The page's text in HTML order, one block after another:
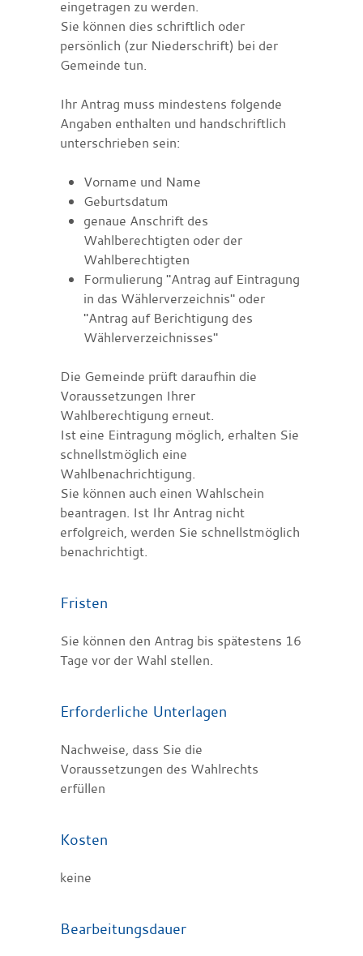
eingetragen zu werden.
Sie können dies schriftlich oder
persönlich (zur Niederschrift) bei der
Gemeinde tun.
Ihr Antrag muss mindestens folgende
Angaben enthalten und handschriftlich
unterschrieben sein:
Vorname und Name
Geburtsdatum
genaue Anschrift des
Wahlberechtigten oder der
Wahlberechtigten
Formulierung "Antrag auf Eintragung
in das Wählerverzeichnis" oder
"Antrag auf Berichtigung des
Wählerverzeichnisses"
Die Gemeinde prüft daraufhin die
Voraussetzungen Ihrer
Wahlberechtigung erneut.
Ist eine Eintragung möglich, erhalten Sie
schnellstmöglich eine
Wahlbenachrichtigung.
Sie können auch einen Wahlschein
beantragen. Ist Ihr Antrag nicht
erfolgreich, werden Sie schnellstmöglich
benachrichtigt.
Fristen
Sie können den Antrag bis spätestens 16
Tage vor der Wahl stellen.
Erforderliche Unterlagen
Nachweise, dass Sie die
Voraussetzungen des Wahlrechts
erfüllen
Kosten
keine
Bearbeitungsdauer